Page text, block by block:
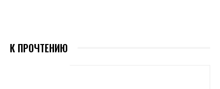
К ПРОЧТЕНИЮ